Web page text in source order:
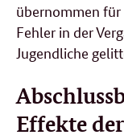
übernommen für
Fehler in der
Jugendliche
Effekte